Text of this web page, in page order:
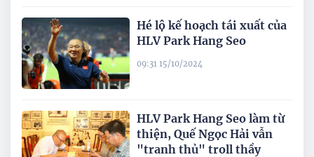
Hé lộ kế hoạch tái xuất của
HLV Park Hang Seo
09:31 15/10/2024
HLV Park Hang Seo làm từ
thiện, Quế Ngọc Hải vẫn
"tranh thủ" troll thầy